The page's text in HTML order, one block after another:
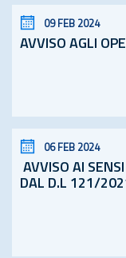
09 FEB 2024
AVVISO AGLI
06 FEB 2024
AVVISO AI
DAL D.L 121/